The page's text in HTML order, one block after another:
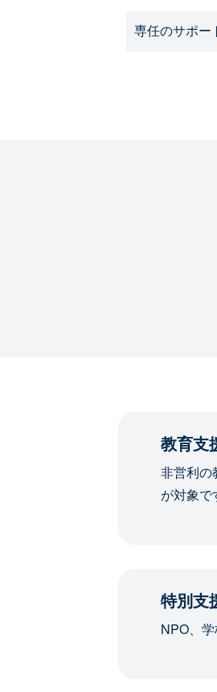
専任のサポー
教育支
非営利の
が対象で
特別支
NPO、学